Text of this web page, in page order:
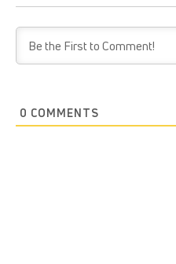
0 COMMENTS